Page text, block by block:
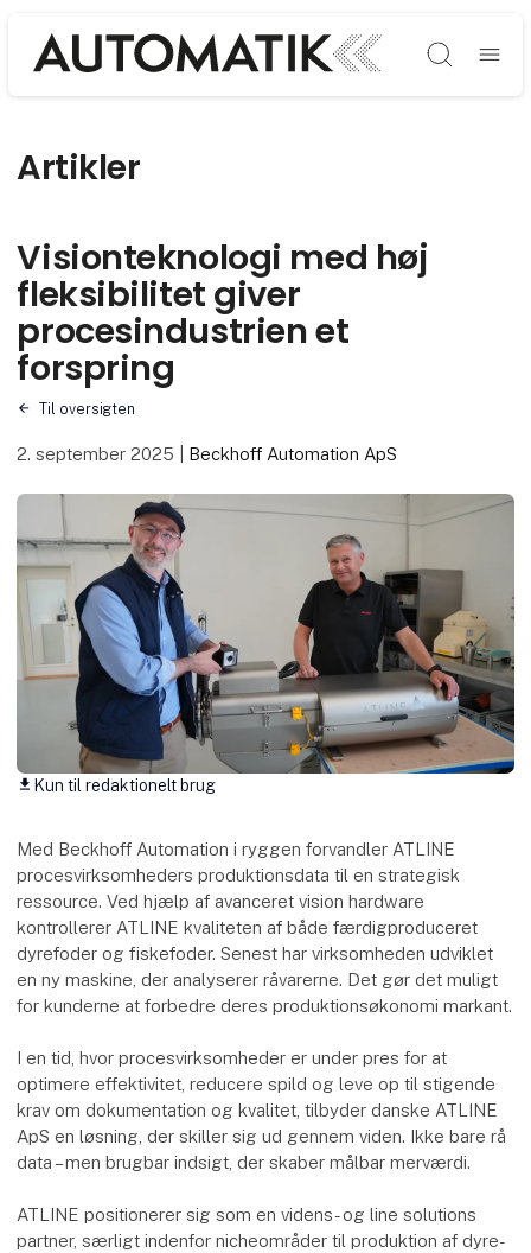
Søg
Artikler
Visionteknologi med høj
fleksibilitet giver
procesindustrien et
forspring
Til oversigten
2. september 2025 Beckhoff Automation ApS
download Kun til redaktionelt brug
Med Beckhoff Automation i ryggen forvandler ATLINE
procesvirksomheders produktionsdata til en strategisk
ressource. Ved hjælp af avanceret vision hardware
kontrollerer ATLINE kvaliteten af både færdigproduceret
dyrefoder og fiskefoder. Senest har virksomheden udviklet
en ny maskine, der analyserer råvarerne. Det gør det muligt
for kunderne at forbedre deres produktionsøkonomi markant.
I en tid, hvor procesvirksomheder er under pres for at
optimere effektivitet, reducere spild og leve op til stigende
krav om dokumentation og kvalitet, tilbyder danske ATLINE
ApS en løsning, der skiller sig ud gennem viden. Ikke bare rå
data – men brugbar indsigt, der skaber målbar merværdi.
ATLINE positionerer sig som en videns- og line solutions
partner, særligt indenfor nicheområder til produktion af dyre-